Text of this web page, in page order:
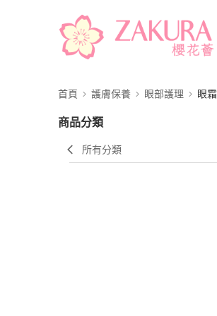
首頁 護膚保養 眼部護理 眼霜
商品分類
所有分類